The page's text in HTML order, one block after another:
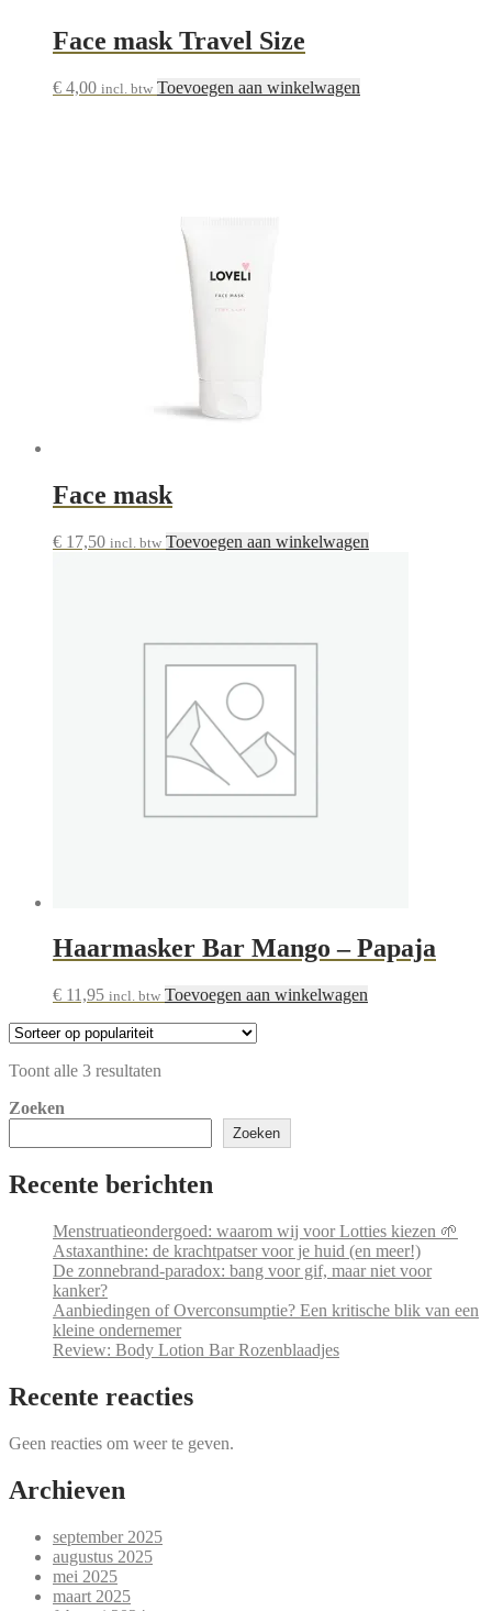
Face mask Travel Size
€ 4,00 incl. btw Toevoegen aan winkelwagen
Face mask
€ 17,50 incl. btw Toevoegen aan winkelwagen
Haarmasker Bar Mango – Papaja
€ 11,95 incl. btw Toevoegen aan winkelwagen
Toont alle 3 resultaten
Zoeken
Zoeken
Recente berichten
Menstruatieondergoed: waarom wij voor Lotties kiezen 🌱
Astaxanthine: de krachtpatser voor je huid (en meer!)
De zonnebrand-paradox: bang voor gif, maar niet voor
kanker?
Aanbiedingen of Overconsumptie? Een kritische blik van een
kleine ondernemer
Review: Body Lotion Bar Rozenblaadjes
Recente reacties
Geen reacties om weer te geven.
Archieven
september 2025
augustus 2025
mei 2025
maart 2025